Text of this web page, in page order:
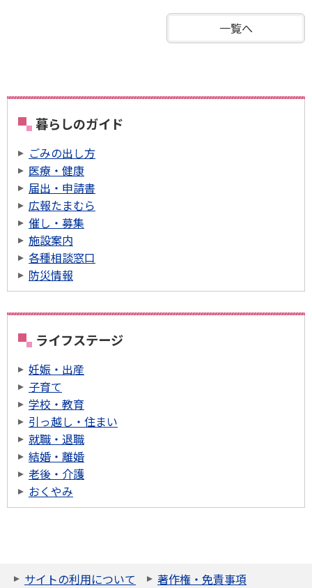
一覧へ
暮らしのガイド
ごみの出し方
医療・健康
届出・申請書
広報たまむら
催し・募集
施設案内
各種相談窓口
防災情報
ライフステージ
妊娠・出産
子育て
学校・教育
引っ越し・住まい
就職・退職
結婚・離婚
老後・介護
おくやみ
サイトの利用について
著作権・免責事項